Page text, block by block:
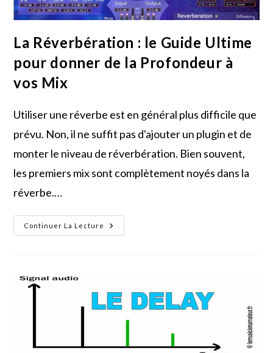
La Réverbération : le Guide Ultime
pour donner de la Profondeur à
vos Mix
Utiliser une réverbe est en général plus difficile que
prévu. Non, il ne suffit pas d'ajouter un plugin et de
monter le niveau de réverbération. Bien souvent,
les premiers mix sont complètement noyés dans la
réverbe.…
Continuer La Lecture
La
Réverbération
De
La
Profondeur